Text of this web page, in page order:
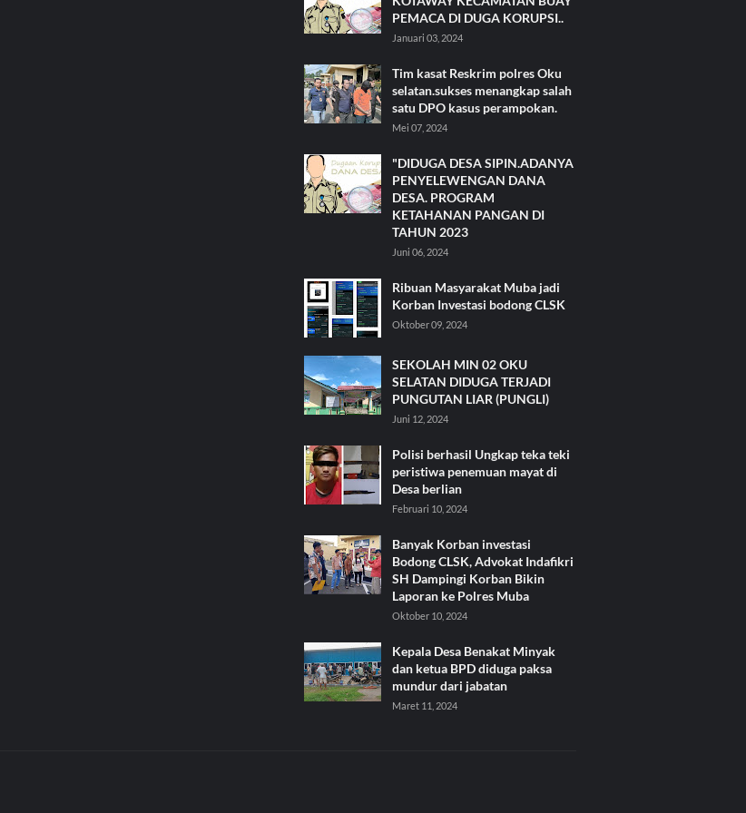
PEMACA DI DUGA KORUPSI..
Januari 03, 2024
Tim kasat Reskrim polres Oku
selatan.sukses menangkap salah
satu DPO kasus perampokan.
Mei 07, 2024
"DIDUGA DESA SIPIN.ADANYA
PENYELEWENGAN DANA
DESA. PROGRAM
KETAHANAN PANGAN DI
TAHUN 2023
Juni 06, 2024
Ribuan Masyarakat Muba jadi
Korban Investasi bodong CLSK
Oktober 09, 2024
SEKOLAH MIN 02 OKU
SELATAN DIDUGA TERJADI
PUNGUTAN LIAR (PUNGLI)
Juni 12, 2024
Polisi berhasil Ungkap teka teki
peristiwa penemuan mayat di
Desa berlian
Februari 10, 2024
Banyak Korban investasi
Bodong CLSK, Advokat Indafikri
SH Dampingi Korban Bikin
Laporan ke Polres Muba
Oktober 10, 2024
Kepala Desa Benakat Minyak
dan ketua BPD diduga paksa
mundur dari jabatan
Maret 11, 2024